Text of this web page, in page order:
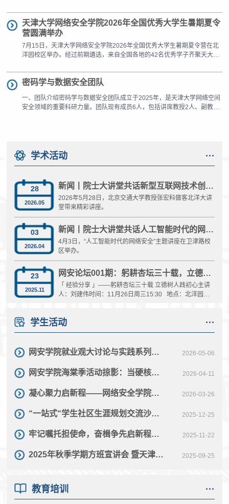
团队介绍链接1硬件安全团队吕勇强王杰
jie@tju.edu.cnhttps://docs.qq.com/pdf/DV0FEQnBna0tpcnNt2认知智能与
安全团队魏建国岳祥虎
yuexianghu@tju.edu.cnhttps://tj.teacher.360eol.com/teacherBasic/
teacherId=121103分布式物联网智能与安全团队刘秀龙刘秀龙xiulong_...
天津大学网络安全学院2026年全国优秀大学生暑期夏令
营圆满举办
7月15日，天津大学网络安全学院2026年全国优秀大学生暑期夏令营在北
洋园校区举办。经过前期遴选，来自全国各地的42名优秀学子齐聚天大，
设与人才培养特色，零距离感受网安领域的学术前沿与创新氛围。开营仪
式拉开帷幕，共话网安人才培养网络安全学院院长吕勇强出席开营仪式并
展历程与办学特色。...
密码学与数据安全团队
一、团队介绍密码学与数据安全团队成立于2025年，是天津大学网络空间
安全领域的重要科研力量。团队现有成员6人，包括讲席教授2人、副教授
安全技术突破与重大应用场景落地，...
学术活动 ···
28
2026.05
新闻丨院士大讲堂共话新型互联网技术创新与人才培养
2026年5月28日，北京交通大学教授张宏科做客北洋大讲
堂带来精彩讲座。
03
2026.04
新闻丨院士大讲堂共话人工智能时代的网络安全
4月3日，“人工智能时代的网络安全”主题讲座在卫津路校
区举办。
23
2025.11
网安论坛001期：躬耕杏坛三十载，立德树人践初心——国家级一流课程建设与人才培养经验分享
「 经验分享 」——躬耕杏坛三十载 立德树人践初心主讲
人：刘建伟时间：11月26日周三15:30 地点：北洋园校
府特殊津贴专家。现任国务院学位委员会学科评议组成
员、教育部网络空间安全专业教指委委员、全国密码专业
挥与控制学会常务理事。入选国家“万人计划”教学名师，...
学生活动 ···
网安学院就业观大讨论与实践系列活动综述 2026-05-06
网安学院海棠季活动掠影：当硬核科技遇见灼灼海棠 2026-04-11
凝心聚力启新程——网络安全学院召开学生组织骨干例会 2026-03-26
“一站式“学生社区生涯规划交流沙龙成功举办 2025-12-25
牢记嘱托担使命，奋楫争先启新程——天津大学网络安全学院开展集体学习习近平总书记重要回信精神系列活动 2025-11-22
2025年秋季学期方班宣讲会 暨天津大学方班实验班开班仪式成功举行 2025-09-25
教育培训 ···